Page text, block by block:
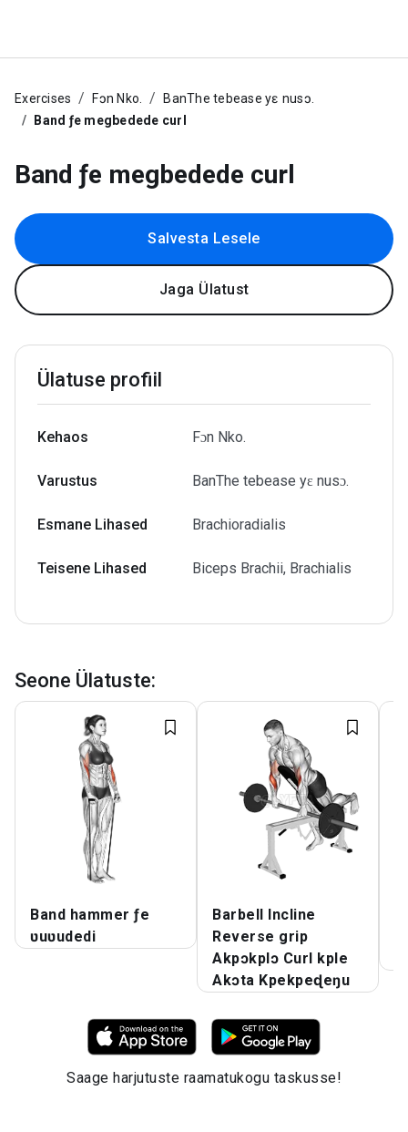
Exercises Fɔn Nko.
BanThe tebease yɛ nusɔ.
Band ƒe megbedede curl
Band ƒe megbedede curl
Salvesta Lesele
Jaga Ülatust
Ülatuse profiil
Kehaos Fɔn Nko.
Varustus BanThe tebease yɛ nusɔ.
Esmane Lihased Brachioradialis
Teisene Lihased Biceps Brachii, Brachialis
Seone Ülatuste:
Band hammer ƒe
ʋuʋudedi
Barbell Incline
Reverse grip
Akpɔkplɔ Curl kple
Akɔta Kpekpeɖeŋu
Saage harjutuste raamatukogu taskusse!